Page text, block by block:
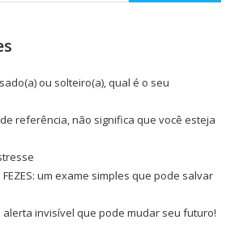
ou solteiro(a), qual é o seu
referência, não significa que você esteja
FEZES: um exame simples que pode salvar
alerta invisível que pode mudar seu futuro!